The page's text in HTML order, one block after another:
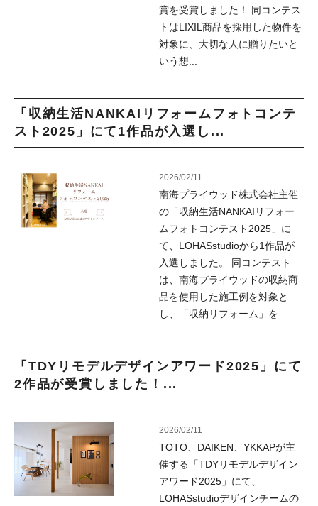
賞を受賞しました！ 同コンテス
トはLIXIL商品を採用した物件を
対象に、大切な人に贈りたいと
いう想...
「収納生活NANKAIリフォームフォトコンテ
スト2025」にて1作品が入選し...
2026/02/11
南海プライウッド株式会社主催
の「収納生活NANKAIリフォー
ムフォトコンテスト2025」に
て、LOHASstudioから1作品が
入選しました。 同コンテスト
は、南海プライウッドの収納商
品を使用した施工例を対象と
し、「収納リフォーム」を...
「TDYリモデルデザインアワード2025」にて
2作品が受賞しました！...
2026/02/11
TOTO、DAIKEN、YKKAPが主
催する「TDYリモデルデザイン
アワード2025」にて、
LOHASstudioデザインチームの